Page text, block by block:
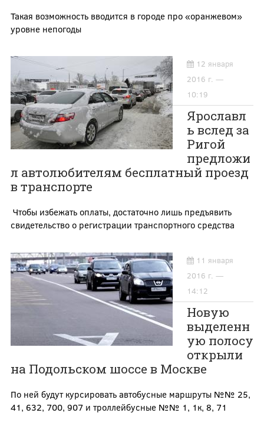
Такая возможность вводится в городе про «оранжевом»
уровне непогоды
12 января
2016 г. —
10:19
Ярославл
ь вслед за
Ригой
предложи
л автолюбителям бесплатный проезд
в транспорте
Чтобы избежать оплаты, достаточно лишь предъявить
свидетельство о регистрации транспортного средства
11 января
2016 г. —
14:12
Новую
выделенн
ую полосу
открыли
на Подольском шоссе в Москве
По ней будут курсировать автобусные маршруты №№ 25,
41, 632, 700, 907 и троллейбусные №№ 1, 1к, 8, 71